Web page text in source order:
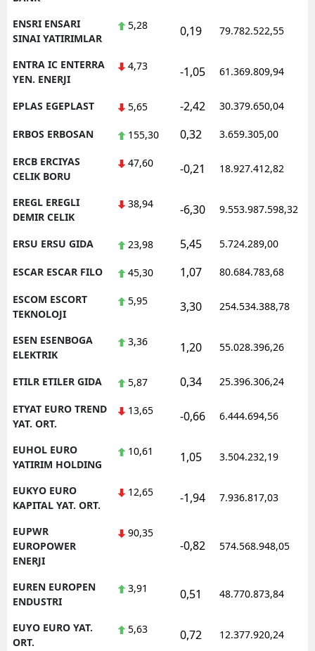
ENSRI ENSARI
SINAI YATIRIMLAR
5,28 0,19 79.782.522,55
ENTRA IC ENTERRA
YEN. ENERJI
4,73 -1,05 61.369.809,94
EPLAS EGEPLAST 5,65 -2,42 30.379.650,04
ERBOS ERBOSAN 155,30 0,32 3.659.305,00
ERCB ERCIYAS
CELIK BORU
47,60 -0,21 18.927.412,82
EREGL EREGLI
DEMIR CELIK
38,94 -6,30 9.553.987.598,32
ERSU ERSU GIDA 23,98 5,45 5.724.289,00
ESCAR ESCAR FILO 45,30 1,07 80.684.783,68
ESCOM ESCORT
TEKNOLOJI
5,95 3,30 254.534.388,78
ESEN ESENBOGA
ELEKTRIK
3,36 1,20 55.028.396,26
ETILR ETILER GIDA 5,87 0,34 25.396.306,24
ETYAT EURO TREND
YAT. ORT.
13,65 -0,66 6.444.694,56
EUHOL EURO
YATIRIM HOLDING
10,61 1,05 3.504.232,19
EUKYO EURO
KAPITAL YAT. ORT.
12,65 -1,94 7.936.817,03
EUPWR
EUROPOWER
ENERJI
90,35
-0,82 574.568.948,05
EUREN EUROPEN
ENDUSTRI
3,91 0,51 48.770.873,84
EUYO EURO YAT.
ORT.
5,63 0,72 12.377.920,24